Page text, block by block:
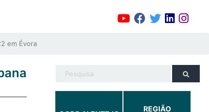
em Évora
REGIÃO